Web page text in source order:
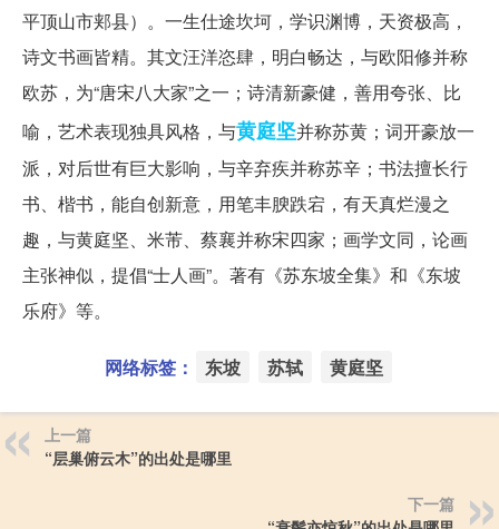
平顶山市郏县）。一生仕途坎坷，学识渊博，天资极高，
诗文书画皆精。其文汪洋恣肆，明白畅达，与欧阳修并称
欧苏，为“唐宋八大家”之一；诗清新豪健，善用夸张、比
喻，艺术表现独具风格，与黄庭坚并称苏黄；词开豪放一
派，对后世有巨大影响，与辛弃疾并称苏辛；书法擅长行
书、楷书，能自创新意，用笔丰腴跌宕，有天真烂漫之
趣，与黄庭坚、米芾、蔡襄并称宋四家；画学文同，论画
主张神似，提倡“士人画”。著有《苏东坡全集》和《东坡
乐府》等。
网络标签： 东坡 苏轼 黄庭坚
上一篇
“层巢俯云木”的出处是哪里
下一篇